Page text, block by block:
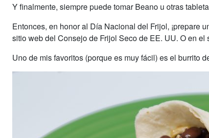
Y finalmente, siempre puede tomar Beano u otras
Entonces, en honor al Día Nacional del Frijol, ¡prepare
sitio web del Consejo de Frijol Seco de EE. UU. O en el
Uno de mis favoritos (porque es muy fácil) es el burrito